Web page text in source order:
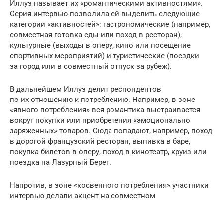
Иллуз называет их «романтическими активностями».
Серия интервью позволила ей выделить следующие
категории «активностей»: гастрономические (например,
совместная готовка еды или поход в ресторан),
культурные (выходы в оперу, кино или посещение
спортивных мероприятий) и туристические (поездки
за город или в совместный отпуск за рубеж).
В дальнейшем Иллуз делит респондентов
по их отношению к потреблению. Например, в зоне
«явного потребления» вся романтика выстраивается
вокруг покупки или приобретения «эмоционально
заряженных» товаров. Сюда попадают, например, поход
в дорогой французский ресторан, выпивка в баре,
покупка билетов в оперу, поход в кинотеатр, круиз или
поездка на Лазурный Берег.
Напротив, в зоне «косвенного потребления» участники
интервью делали акцент на совместном